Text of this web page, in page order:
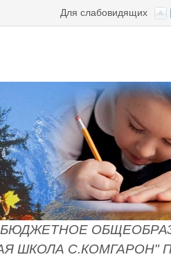
Для слабовидящих
ШКОЛА С.КОМГАРОН"